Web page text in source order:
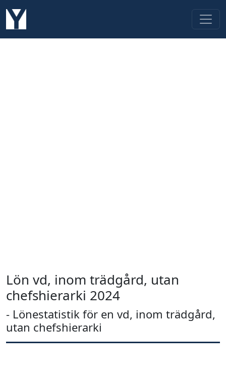
Lön vd, inom trädgård, utan
chefshierarki 2024
- Lönestatistik för en vd, inom trädgård,
utan chefshierarki